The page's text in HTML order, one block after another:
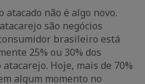
não é algo novo.
são negócios
brasileiro está
25% ou 30% dos
Hoje, mais de 70%
algum momento no